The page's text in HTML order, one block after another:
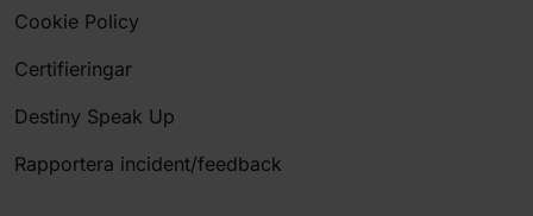
Cookie Policy
Certifieringar
Destiny Speak Up
Rapportera incident/feedback